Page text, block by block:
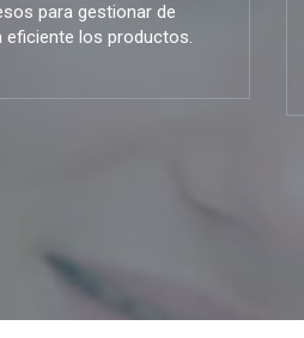
para gestionar de
eficiente los productos.